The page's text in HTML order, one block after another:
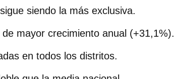
sigue siendo la más exclusiva.
mayor crecimiento anual (+31,1%).
en todos los distritos.